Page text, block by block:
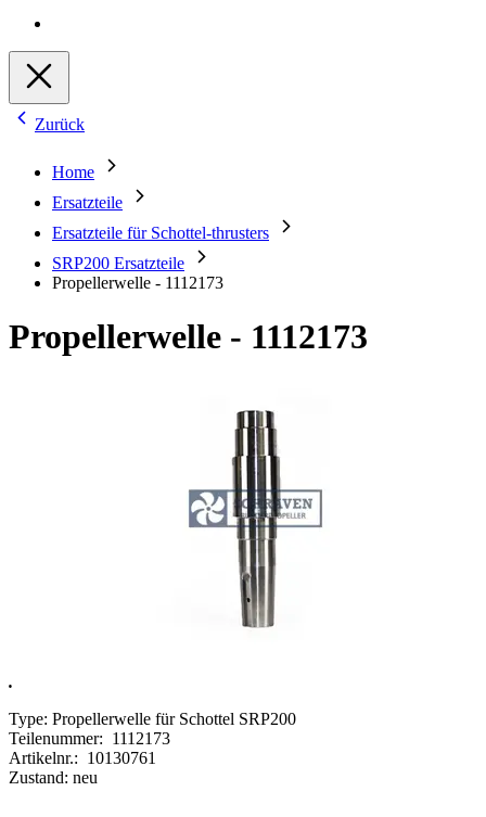
Zurück
Home
Ersatzteile
Ersatzteile für Schottel-thrusters
SRP200 Ersatzteile
Propellerwelle - 1112173
Propellerwelle - 1112173
.
Type: Propellerwelle für Schottel SRP200
Teilenummer: 1112173
Artikelnr.: 10130761
Zustand: neu